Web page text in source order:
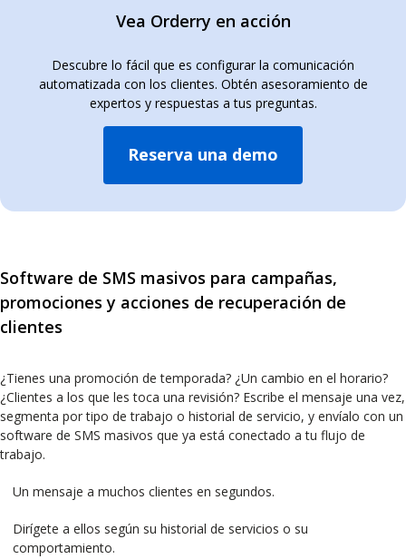
Vea Orderry en acción
Descubre lo fácil que es configurar la comunicación
automatizada con los clientes. Obtén asesoramiento de
expertos y respuestas a tus preguntas.
Reserva una demo
Software de SMS masivos para campañas,
promociones y acciones de recuperación de
clientes
¿Tienes una promoción de temporada? ¿Un cambio en el horario?
¿Clientes a los que les toca una revisión? Escribe el mensaje una vez,
segmenta por tipo de trabajo o historial de servicio, y envíalo con un
software de SMS masivos que ya está conectado a tu flujo de
trabajo.
Un mensaje a muchos clientes en segundos.
Dirígete a ellos según su historial de servicios o su
comportamiento.